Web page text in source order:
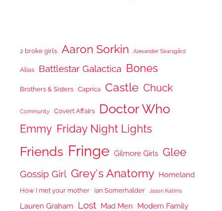
2 broke girls Aaron Sorkin Alexander Skarsgård
Alias Battlestar Galactica Bones
Brothers & Sisters Caprica Castle Chuck
Community Covert Affairs Doctor Who
Emmy Friday Night Lights
Friends Fringe Gilmore Girls Glee
Gossip Girl Grey's Anatomy Homeland
How I met your mother Ian Somerhalder Jason Katims
Lauren Graham Lost Mad Men Modern Family